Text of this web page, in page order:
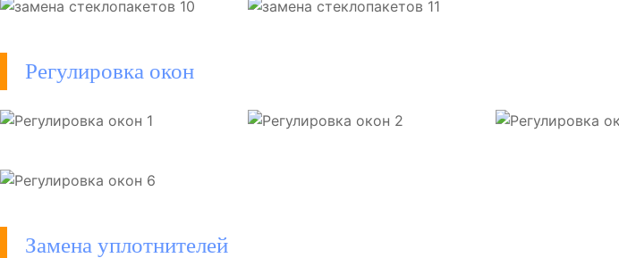
Регулировка окон
Замена уплотнителей